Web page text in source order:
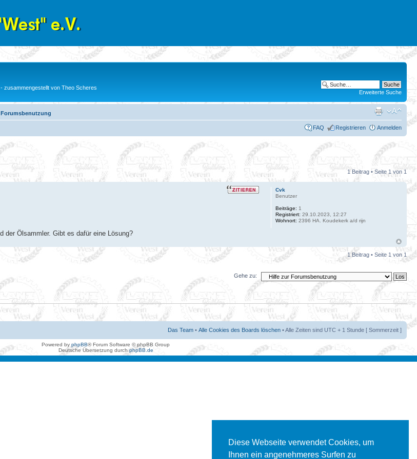
Diese Webseite verwendet Cookies, um
Ihnen ein angenehmeres Surfen zu
zusammengestellt von Theo Scheres
Erweiterte Suche
FAQ Registrieren Anmelden
1 Beitrag • Seite 1 von 1
der Ölsammler. Gibt es dafür eine Lösung?
Cvk
Benutzer
Beiträge: 1
Registriert: 29.10.2023, 12:27
Wohnort: 2396 HA. Koudekerk a/d rijn
1 Beitrag • Seite 1 von 1
Gehe zu:
Das Team • Alle Cookies des Boards löschen • Alle Zeiten sind UTC + 1 Stunde [ Sommerzeit ]
Powered by phpBB® Forum Software © phpBB Group
Deutsche Übersetzung durchphpBB.de